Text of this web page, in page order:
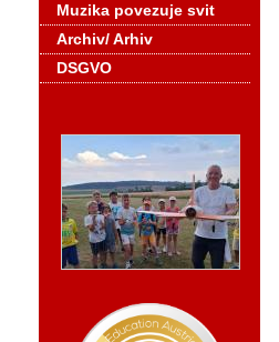
Muzika povezuje svit
Archiv/ Arhiv
DSGVO